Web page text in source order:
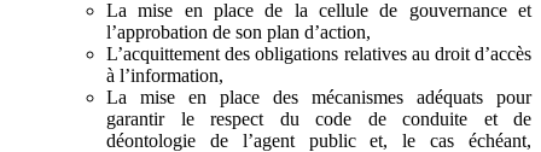
La mise en place de la cellule de gouvernance et
l’approbation de son plan d’action,
L’acquittement des obligations relatives au droit d’accès
à l’information,
La mise en place des mécanismes adéquats pour
garantir le respect du code de conduite et de
déontologie de l’agent public et, le cas échéant,